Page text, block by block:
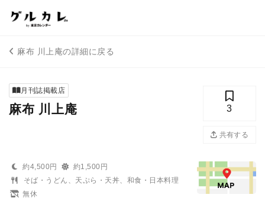
麻布 川上庵の詳細に戻る
月刊誌掲載店
麻布 川上庵 3
共有する
約4,500円
約1,500円
そば・うどん、天ぷら・天丼、和食・日本料理
無休